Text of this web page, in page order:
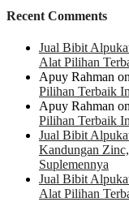
Recent Comments
Jual Bibit
Alat Pilihan
Apuy Rahman on
Pilihan Terbaik
Apuy Rahman on
Pilihan Terbaik
Jual Bibit
Kandungan
Suplemennya
Jual Bibit
Alat Pilihan